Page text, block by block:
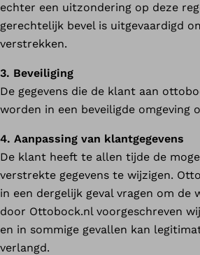
echter een uitzondering op deze
gerechtelijk bevel is uitgevaardigd
verstrekken.
3. Beveiliging
De gegevens die de klant aan
worden in een beveiligde omgeving
4. Aanpassing van klantgegevens
De klant heeft te allen tijde de
verstrekte gegevens te wijzigen.
in een dergelijk geval vragen om de
door Ottobock.nl voorgeschreven
en in sommige gevallen kan
verlangd.